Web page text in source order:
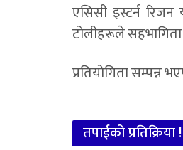
एसिसी इस्टर्न
टोलीहरूले
प्रतियोगिता सम्पन्न
तपाईको प्रतिक्रिया !